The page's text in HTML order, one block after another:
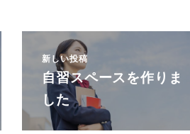
新しい投稿
自習スペースを作りま
した